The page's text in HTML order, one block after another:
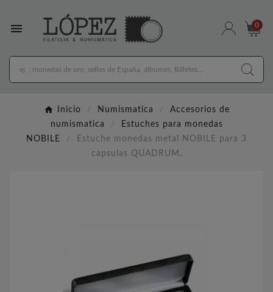
 0
Inicio Numismatica
Accesorios de
numismatica
Estuches para monedas
NOBILE
Estuche monedas metal NOBILE para 3
cápsulas QUADRUM.